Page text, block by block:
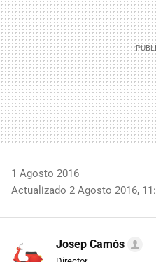
1 Agosto 2016
Actualizado 2 Agosto 2016,
Josep Camós